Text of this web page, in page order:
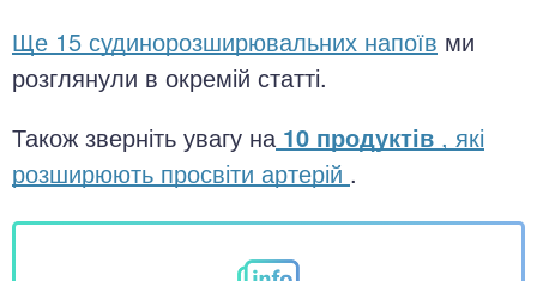
Ще 15 судинорозширювальних напоїв ми
розглянули в окремій статті.
Також зверніть увагу на 10 продуктів , які
розширюють просвіти артерій .